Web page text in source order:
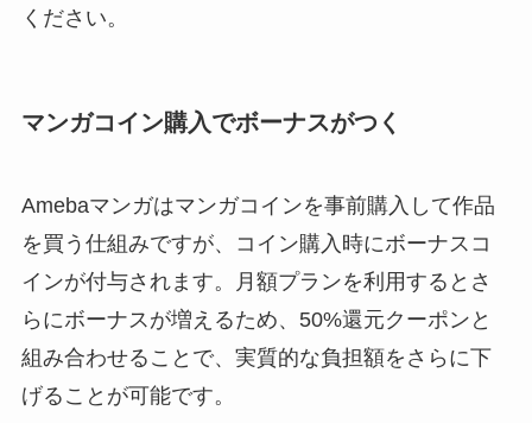
ください。
マンガコイン購入でボーナスがつく
Amebaマンガはマンガコインを事前購入して作品
を買う仕組みですが、コイン購入時にボーナスコ
インが付与されます。月額プランを利用するとさ
らにボーナスが増えるため、50%還元クーポンと
組み合わせることで、実質的な負担額をさらに下
げることが可能です。